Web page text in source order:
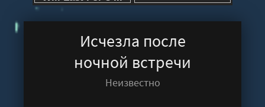
Исчезла после
ночной встречи
Неизвестно